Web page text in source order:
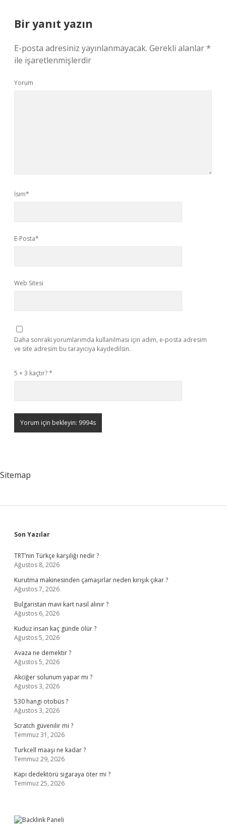
Bir yanıt yazın
E-posta adresiniz yayınlanmayacak. Gerekli alanlar*
ile işaretlenmişlerdir
Yorum
İsim*
E-Posta*
Web Sitesi
Daha sonraki yorumlarımda kullanılması için adım, e-posta adresim
ve site adresim bu tarayıcıya kaydedilsin.
5 + 3 kaçtır?*
Sitemap
Sidebar
Son Yazılar
TRT’nin Türkçe karşılığı nedir ?
Ağustos 8, 2026
Kurutma makinesinden çamaşırlar neden kırışık çıkar ?
Ağustos 7, 2026
Bulgaristan mavi kart nasıl alınır ?
Ağustos 6, 2026
Kuduz insan kaç günde ölür ?
Ağustos 5, 2026
Avaza ne demektir ?
Ağustos 5, 2026
Akciğer solunum yapar mı ?
Ağustos 3, 2026
530 hangi otobüs ?
Ağustos 3, 2026
Scratch güvenilir mi ?
Temmuz 31, 2026
Turkcell maaşı ne kadar ?
Temmuz 29, 2026
Kapı dedektörü sigaraya öter mi ?
Temmuz 25, 2026